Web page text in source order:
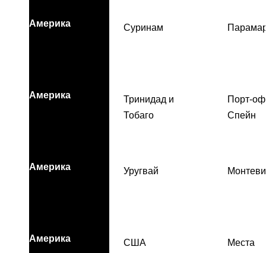
Америка Суринам
Америка
Тринидад и
Тобаго
Порт-
Спейн
Америка Уругвай
Америка США
Места